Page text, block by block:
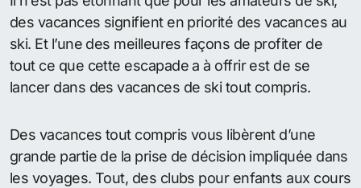
des vacances signifient en priorité des vacances au
ski. Et l’une des meilleures façons de profiter de
tout ce que cette escapade a à offrir est de se
lancer dans des vacances de ski tout compris.
Des vacances tout compris vous libèrent d’une
grande partie de la prise de décision impliquée dans
les voyages. Tout, des clubs pour enfants aux cours